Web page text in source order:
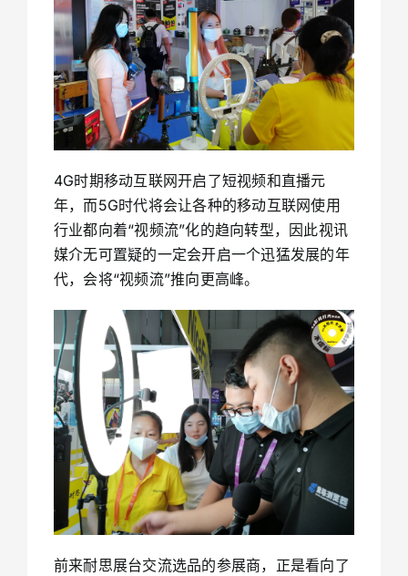
4G时期移动互联网开启了短视频和直播元
年，而5G时代将会让各种的移动互联网使用
行业都向着“视频流”化的趋向转型，因此视讯
媒介无可置疑的一定会开启一个迅猛发展的年
代，会将“视频流”推向更高峰。
前来耐思展台交流选品的参展商，正是看向了